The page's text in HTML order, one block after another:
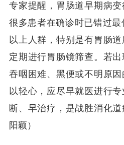
专家提醒，胃肠道早期病变
很多患者在确诊时已错过
以上人群，特别是有胃肠
定期进行胃肠镜筛查。若出
吞咽困难、黑便或不明原
以轻心，应尽早就医进行
断、早治疗，是战胜消化
阳颖）